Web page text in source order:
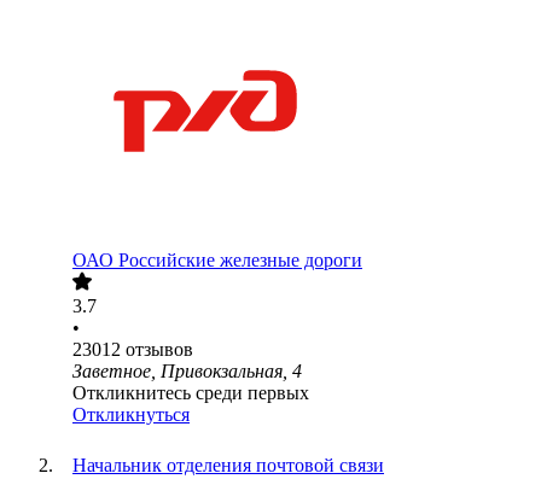
ОАО Российские железные дороги
3.7
•
23012 отзывов
Заветное, Привокзальная, 4
Откликнитесь среди первых
Откликнуться
Начальник отделения почтовой связи